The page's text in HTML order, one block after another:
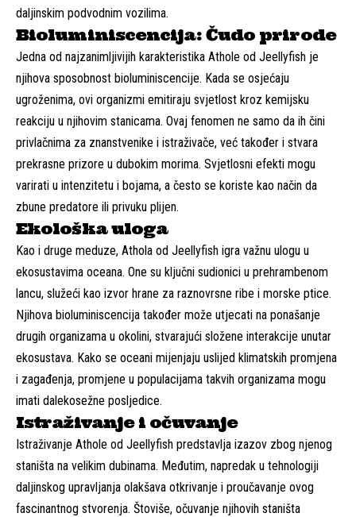
daljinskim podvodnim vozilima.
Bioluminiscencija: Čudo prirode
Jedna od najzanimljivijih karakteristika Athole od Jeellyfish je
njihova sposobnost bioluminiscencije. Kada se osjećaju
ugroženima, ovi organizmi emitiraju svjetlost kroz kemijsku
reakciju u njihovim stanicama. Ovaj fenomen ne samo da ih čini
privlačnima za znanstvenike i istraživače, već također i stvara
prekrasne prizore u dubokim morima. Svjetlosni efekti mogu
varirati u intenzitetu i bojama, a često se koriste kao način da
zbune predatore ili privuku plijen.
Ekološka uloga
Kao i druge meduze, Athola od Jeellyfish igra važnu ulogu u
ekosustavima oceana. One su ključni sudionici u prehrambenom
lancu, služeći kao izvor hrane za raznovrsne ribe i morske ptice.
Njihova bioluminiscencija također može utjecati na ponašanje
drugih organizama u okolini, stvarajući složene interakcije unutar
ekosustava. Kako se oceani mijenjaju uslijed klimatskih promjena
i zagađenja, promjene u populacijama takvih organizama mogu
imati dalekosežne posljedice.
Istraživanje i očuvanje
Istraživanje Athole od Jeellyfish predstavlja izazov zbog njenog
staništa na velikim dubinama. Međutim, napredak u tehnologiji
daljinskog upravljanja olakšava otkrivanje i proučavanje ovog
fascinantnog stvorenja. Štoviše, očuvanje njihovih staništa